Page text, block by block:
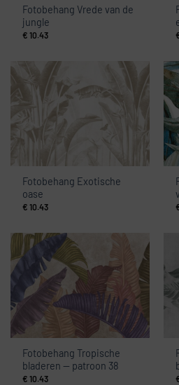
Fotobehang Vrede van de
jungle
€ 10.43
Fotobehang Exotische
oase
€ 10.43
Fotobehang Tropische
bladeren — patroon 38
€ 10.43